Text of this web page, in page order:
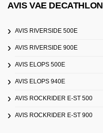
AVIS VAE DECATHLON
AVIS RIVERSIDE 500E
AVIS RIVERSIDE 900E
AVIS ELOPS 500E
AVIS ELOPS 940E
AVIS ROCKRIDER E-ST 500
AVIS ROCKRIDER E-ST 900